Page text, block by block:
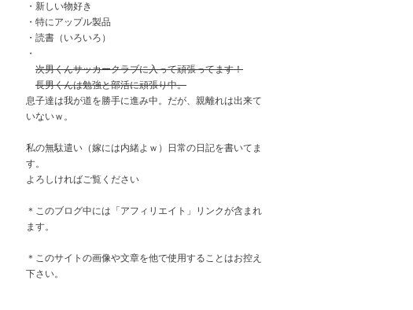
・新しい物好き
・特にアップル製品
・読書（いろいろ）
・
次男くんサッカークラブに入って頑張ってます！
長男くんは勉強と部活に頑張り中。
息子達は我が道を勝手に進み中。だが、親離れは出来て
いないｗ。
私の無駄遣い（嫁には内緒よｗ）日常の日記を書いてま
す。
よろしければご覧ください
＊このブログ中には「アフィリエイト」リンクが含まれ
ます。
＊このサイトの画像や文章を他で使用することはお控え
下さい。